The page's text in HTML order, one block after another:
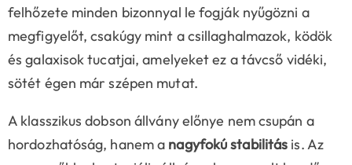
felhőzete minden bizonnyal le fogják nyűgözni a
megfigyelőt, csakúgy mint a csillaghalmazok, ködök
és galaxisok tucatjai, amelyeket ez a távcső vidéki,
sötét égen már szépen mutat.
A klasszikus dobson állvány előnye nem csupán a
hordozhatóság, hanem a nagyfokú stabilitás is. Az